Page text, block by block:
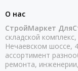
О нас
СтройМаркет
складской
Нечаевском шоссе,
ассортимент
ремонта,